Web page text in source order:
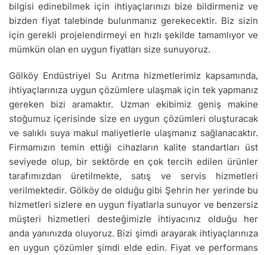
bilgisi edinebilmek için ihtiyaçlarınızı bize bildirmeniz ve
bizden fiyat talebinde bulunmanız gerekecektir. Biz sizin
için gerekli projelendirmeyi en hızlı şekilde tamamlıyor ve
mümkün olan en uygun fiyatları size sunuyoruz.
Gölköy Endüstriyel Su Arıtma hizmetlerimiz kapsamında,
ihtiyaçlarınıza uygun çözümlere ulaşmak için tek yapmanız
gereken bizi aramaktır. Uzman ekibimiz geniş makine
stoğumuz içerisinde size en uygun çözümleri oluşturacak
ve salıklı suya makul maliyetlerle ulaşmanız sağlanacaktır.
Firmamızın temin ettiği cihazların kalite standartları üst
seviyede olup, bir sektörde en çok tercih edilen ürünler
tarafımızdan üretilmekte, satış ve servis hizmetleri
verilmektedir. Gölköy de olduğu gibi Şehrin her yerinde bu
hizmetleri sizlere en uygun fiyatlarla sunuyor ve benzersiz
müşteri hizmetleri desteğimizle ihtiyacınız olduğu her
anda yanınızda oluyoruz. Bizi şimdi arayarak ihtiyaçlarınıza
en uygun çözümler şimdi elde edin. Fiyat ve performans